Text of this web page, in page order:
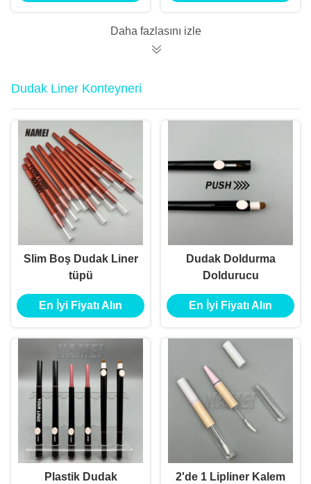
Daha fazlasını izle
Dudak Liner Konteyneri
Slim Boş Dudak Liner
tüpü
En İyi Fiyatı Alın
Dudak Doldurma
Doldurucu
En İyi Fiyatı Alın
Plastik Dudak 2'de 1 Lipliner Kalem